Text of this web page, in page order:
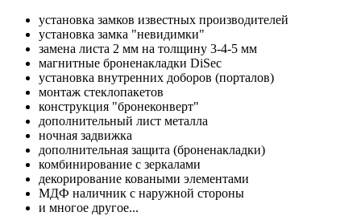
установка замков известных производителей
установка замка "невидимки"
замена листа 2 мм на толщину 3-4-5 мм
магнитные броненакладки DiSec
установка внутренних доборов (порталов)
монтаж стеклопакетов
конструкция "бронеконверт"
дополнительный лист металла
ночная задвижка
дополнительная защита (броненакладки)
комбинирование с зеркалами
декорирование коваными элементами
МДФ наличник с наружной стороны
и многое другое...